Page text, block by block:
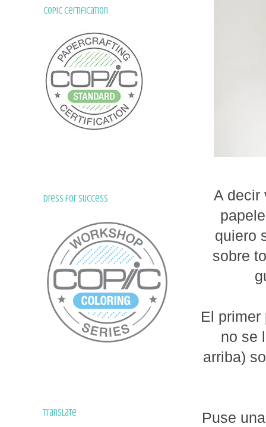
A decir
quiero
sobre
El primer
no se
arriba)
Puse
Copic Certification
Dress for Success
Translate